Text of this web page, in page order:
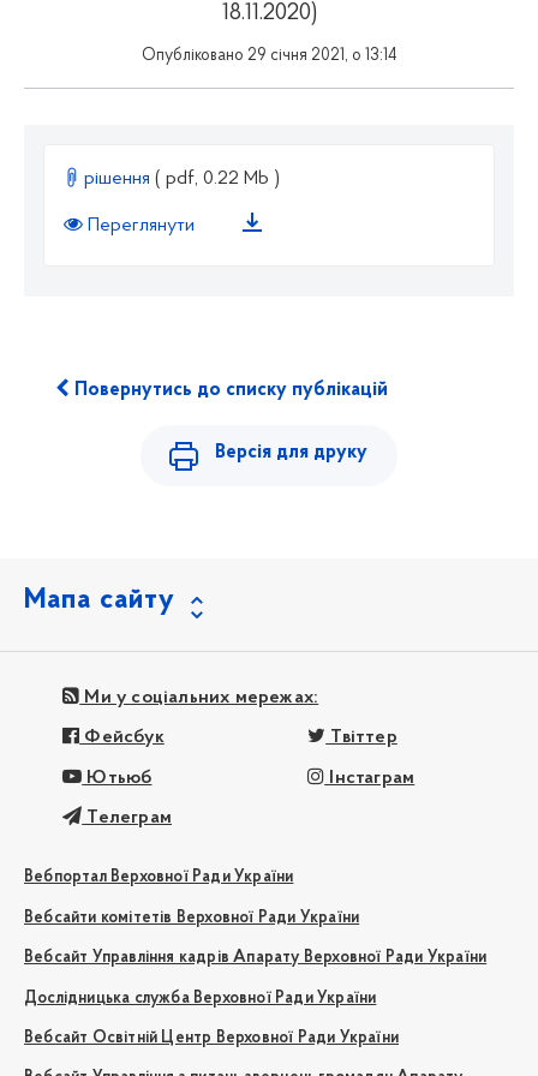
18.11.2020)
Опубліковано 29 січня 2021, о 13:14
рішення ( pdf, 0.22 Mb )
Переглянути
Повернутись до списку публікацій
Версія для друку
Мапа сайту
Ми у соціальних мережах:
Фейсбук Твіттер
Ютьюб Інстаграм
Телеграм
Вебпортал Верховної Ради України
Вебсайти комітетів Верховної Ради України
Вебсайт Управління кадрів Апарату Верховної Ради України
Дослідницька служба Верховної Ради України
Вебсайт Освітній Центр Верховної Ради України